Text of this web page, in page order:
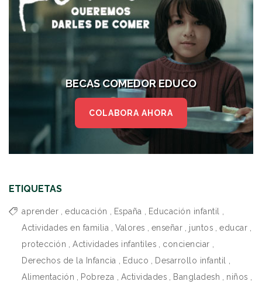
BECAS COMEDOR EDUCO
COLABORA AHORA
ETIQUETAS
aprender educación España Educación infantil
Actividades en familia
Valores enseñar juntos educar
protección
Actividades infantiles concienciar
Derechos de la Infancia
Educo Desarrollo infantil
Alimentación
Pobreza Actividades Bangladesh niños